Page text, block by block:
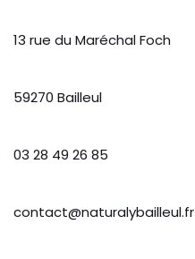
13 rue du Maréchal Foch
59270 Bailleul
03 28 49 26 85
contact@naturalybailleul.fr